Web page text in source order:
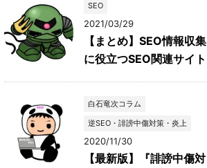
SEO
2021/03/29
【まとめ】SEO情報収集
に役立つSEO関連サイト
白石竜次コラム
逆SEO・誹謗中傷対策・炎上
2020/11/30
【最新版】『誹謗中傷対